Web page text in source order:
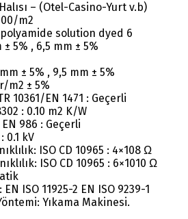
– (Otel-Casino-Yurt v.b)
m2
solution dyed 6
5% , 6,5 mm ± 5%
± 5% , 9,5 mm ± 5%
m2 ± 5%
10361/EN 1471 : Geçerli
: 0.10 m2 K/W
986 : Geçerli
0.1 kV
ISO CD 10965 : 4×108 Ω
ISO CD 10965 : 6×1010 Ω
ISO 11925-2 EN ISO 9239-1
Yıkama Makinesi.